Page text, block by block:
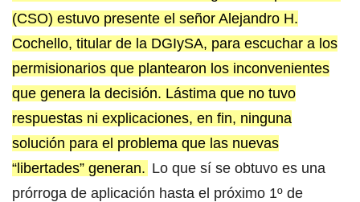
(CSO) estuvo presente el señor Alejandro H.
Cochello, titular de la DGIySA, para escuchar a los
permisionarios que plantearon los inconvenientes
que genera la decisión. Lástima que no tuvo
respuestas ni explicaciones, en fin, ninguna
solución para el problema que las nuevas
“libertades” generan. Lo que sí se obtuvo es una
prórroga de aplicación hasta el próximo 1º de